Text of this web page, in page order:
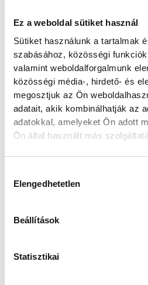
Ez a weboldal sütiket használ
Sütiket használunk a tartalmak
szabásához, közösségi
valamint weboldalforgalmunk
közösségi média-, hirdető- és
megosztjuk az Ön
adatait, akik kombinálhatják az
adatokkal, amelyeket Ön adott
Ön által használt más
Elengedhetetlen
Beállítások
StatisztikaiTOVÁBBI